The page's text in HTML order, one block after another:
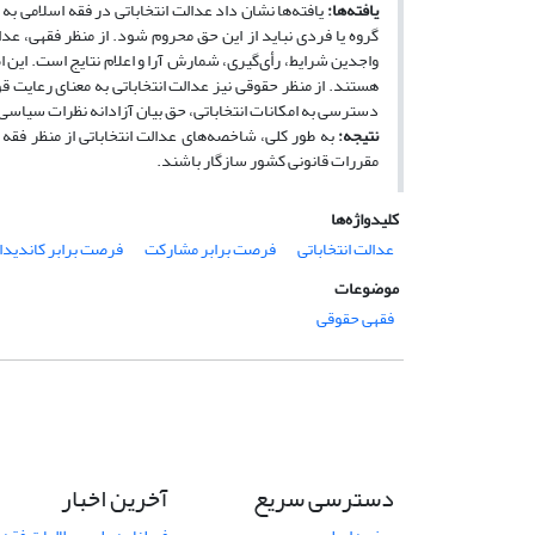
یافته‌ها:یافته‌ها نشان داد عدالت انتخاباتی در فقه
گروه یا فردی نباید از این حق محروم شود. از منظر فقهی،
واجدین شرایط، رأی‌گیری، شمارش آرا و اعلام نتایج است.
هستند. از منظر حقوقی نیز عدالت انتخاباتی به معنای
دسترسی به امکانات انتخاباتی، حق بیان آزادانه نظرات
نتیجه:به­ طور کلی، شاخصه‌های عدالت انتخاباتی از منظر
مقررات قانونی کشور سازگار باشند.
کلیدواژه‌ها
عدالت انتخاباتی
فرصت برابر مشارکت
فرصت برابر
موضوعات
فقهی حقوقی
دسترسی سریع آخرین اخبار